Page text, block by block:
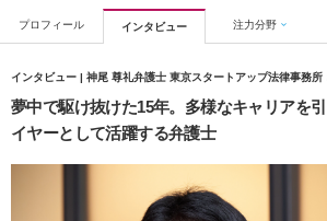
プロフィール インタビュー 注力分野
インタビュー | 神尾 尊礼弁護士 東京スタートアップ法律事務所
夢中で駆け抜けた15年。多様なキャリアを
イヤーとして活躍する弁護士